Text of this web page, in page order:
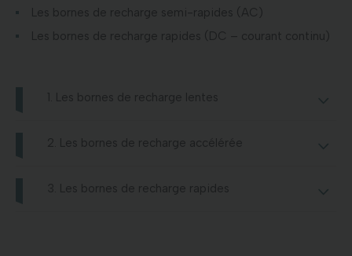
Les bornes de recharge semi-rapides (AC)
Les bornes de recharge rapides (DC – courant continu)
1. Les bornes de recharge lentes
2. Les bornes de recharge accélérée
3. Les bornes de recharge rapides